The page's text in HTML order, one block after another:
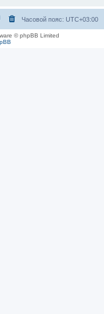
Часовой пояс: UTC+03:00
© phpBB Limited